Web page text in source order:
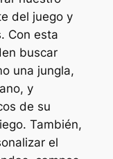
del juego ⁢y
Con esta
buscar
una jungla,
y
de su
También,
el